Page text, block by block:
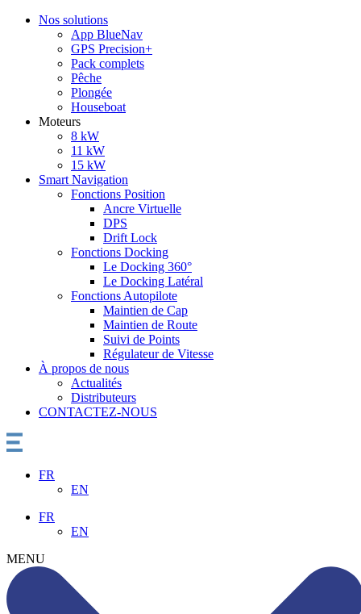
Nos solutions
App BlueNav
GPS Precision+
Pack complets
Pêche
Plongée
Houseboat
Moteurs
8 kW
11 kW
15 kW
Smart Navigation
Fonctions Position
Ancre Virtuelle
DPS
Drift Lock
Fonctions Docking
Le Docking 360°
Le Docking Latéral
Fonctions Autopilote
Maintien de Cap
Maintien de Route
Suivi de Points
Régulateur de Vitesse
À propos de nous
Actualités
Distributeurs
CONTACTEZ-NOUS
FR
EN
FR
EN
MENU